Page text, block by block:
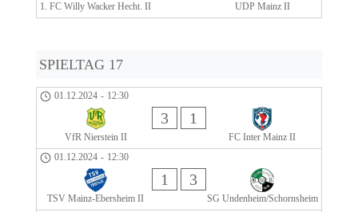
1. FC Willy Wacker Hecht. II UDP Mainz II
SPIELTAG 17
01.12.2024 - 12:30
VfR Nierstein II
3 1
FC Inter Mainz II
01.12.2024 - 12:30
TSV Mainz-Ebersheim II
1 3
SG Undenheim/Schornsheim